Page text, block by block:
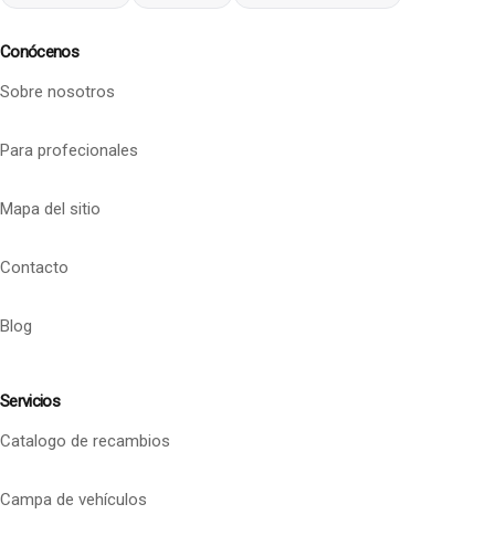
Conócenos
Sobre nosotros
Para profecionales
Mapa del sitio
Contacto
Blog
Servicios
Catalogo de recambios
Campa de vehículos